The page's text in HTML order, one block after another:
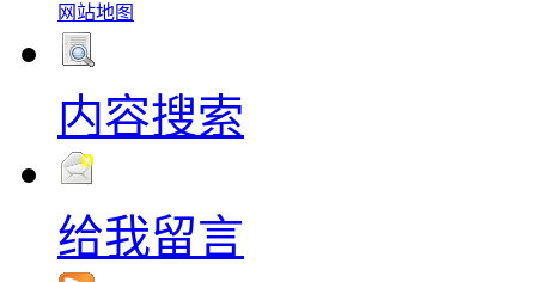
网站地图
内容搜索
给我留言